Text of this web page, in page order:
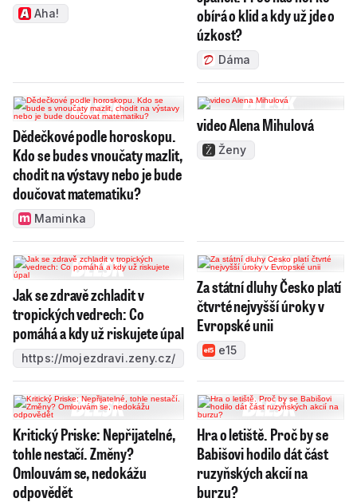
Aha!
obírá o klid a kdy už jde o
úzkost?
Dáma
Dědečkové podle horoskopu.
Kdo se bude s vnoučaty mazlit,
chodit na výstavy nebo je bude
doučovat matematiku?
Maminka
video Alena Mihulová
Ženy
Jak se zdravě zchladit v
tropických vedrech: Co
pomáhá a kdy už riskujete úpal
https://mojezdravi.zeny.cz/
Za státní dluhy Česko platí
čtvrté nejvyšší úroky v
Evropské unii
e15
Kritický Priske: Nepřijatelné,
tohle nestačí. Změny?
Omlouvám se, nedokážu
odpovědět
Hra o letiště. Proč by se
Babišovi hodilo dát část
ruzyňských akcií na
burzu?